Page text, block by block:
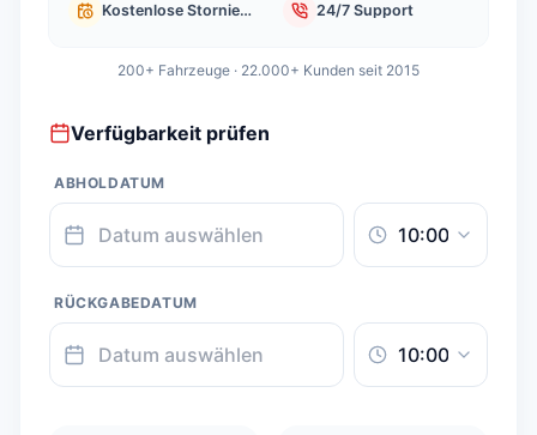
Kostenlose Stornierung 24/7 Support
200+ Fahrzeuge · 22.000+ Kunden seit 2015
Verfügbarkeit prüfen
ABHOLDATUM
RÜCKGABEDATUM